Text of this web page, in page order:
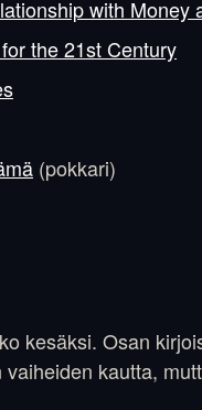
with Money
the 21st Century
(pokkari)
kesäksi. Osan
kautta,